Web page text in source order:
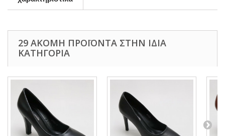
29 ΑΚΌΜΗ ΠΡΟΪΌΝΤΑ ΣΤΗΝ ΊΔΙΑ
ΚΑΤΗΓΟΡΊΑ